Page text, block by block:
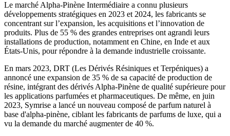
Le marché Alpha-Pinène Intermédiaire a connu plusieurs
développements stratégiques en 2023 et 2024, les fabricants se
concentrant sur l’expansion, les acquisitions et l’innovation de
produits. Plus de 55 % des grandes entreprises ont agrandi leurs
installations de production, notamment en Chine, en Inde et aux
États-Unis, pour répondre à la demande industrielle croissante.
En mars 2023, DRT (Les Dérivés Résiniques et Terpéniques) a
annoncé une expansion de 35 % de sa capacité de production de
résine, intégrant des dérivés Alpha-Pinène de qualité supérieure pour
les applications parfumées et pharmaceutiques. De même, en juin
2023, Symrise a lancé un nouveau composé de parfum naturel à
base d'alpha-pinène, ciblant les fabricants de parfums de luxe, qui a
vu la demande du marché augmenter de 40 %.